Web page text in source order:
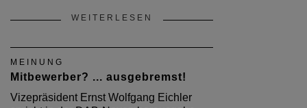
WEITERLESEN
MEINUNG
Mitbewerber? ... ausgebremst!
Vizepräsident Ernst Wolfgang Eichler